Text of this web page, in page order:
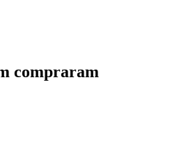
compraram